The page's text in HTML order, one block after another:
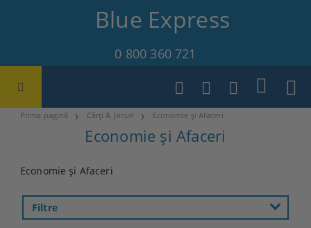
Blue Express
0 800 360 721
Prima pagină Cărți & Jocuri Economie și Afaceri
Economie și Afaceri
Economie și Afaceri
Filtre